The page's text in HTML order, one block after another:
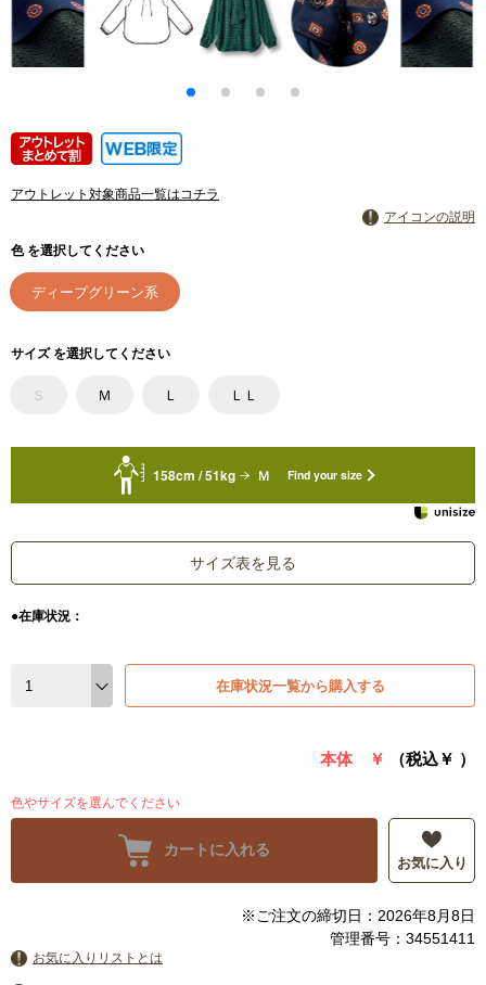
アウトレット対象商品一覧はコチラ
アイコンの説明
色 を選択してください
ディープグリーン系
サイズ を選択してください
Ｓ Ｍ Ｌ ＬＬ
158cm / 51kg Ｍ Find your size
サイズ表を見る
●在庫状況：
在庫状況一覧から購入する
本体 ￥ （税込￥ ）
色やサイズを選んでください
カートに入れる
お気に入り
※ご注文の締切日：2026年8月8日
管理番号：34551411
お気に入りリストとは